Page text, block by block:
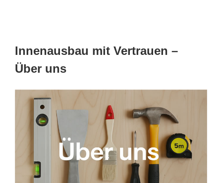
Innenausbau mit Vertrauen –
Über uns